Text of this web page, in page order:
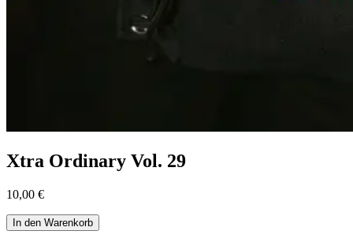
Xtra Ordinary Vol. 29
10,00 €
In den Warenkorb